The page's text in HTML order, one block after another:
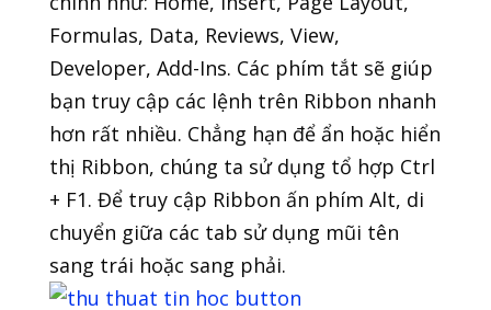
Formulas, Data, Reviews, View,
Developer, Add-Ins. Các phím tắt sẽ giúp
bạn truy cập các lệnh trên Ribbon nhanh
hơn rất nhiều. Chẳng hạn để ẩn hoặc hiển
thị Ribbon, chúng ta sử dụng tổ hợp Ctrl
+ F1. Để truy cập Ribbon ấn phím Alt, di
chuyển giữa các tab sử dụng mũi tên
sang trái hoặc sang phải.